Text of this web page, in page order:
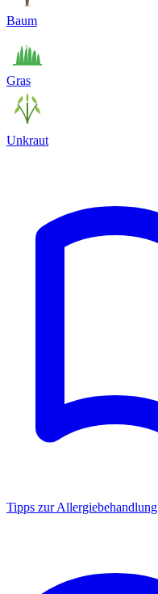
Baum
Gras
Unkraut
Tipps zur Allergiebehandlung